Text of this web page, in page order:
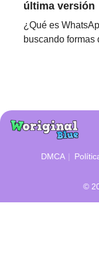
última versión
¿Qué es
buscando
DMCA
©